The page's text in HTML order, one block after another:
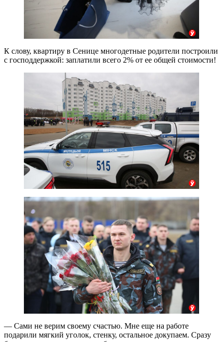
К слову, квартиру в Сенице многодетные родители построили
с господдержкой: заплатили всего 2% от ее общей стоимости!
— Сами не верим своему счастью. Мне еще на работе
подарили мягкий уголок, стенку, остальное докупаем. Сразу